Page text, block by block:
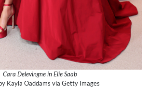
Cara Delevingne in Elie Saab
Kayla Oaddams via Getty Images